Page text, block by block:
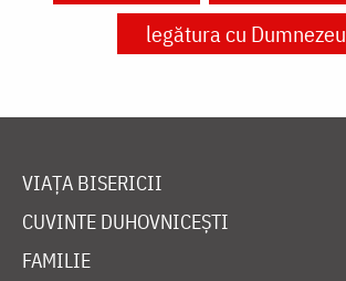
legătura cu Dumnezeu
VIAȚA BISERICII
CUVINTE DUHOVNICEȘTI
FAMILIE